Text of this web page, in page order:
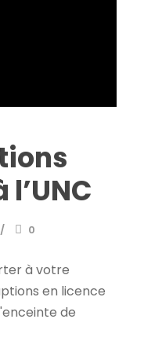
0
à votre
en licence
de